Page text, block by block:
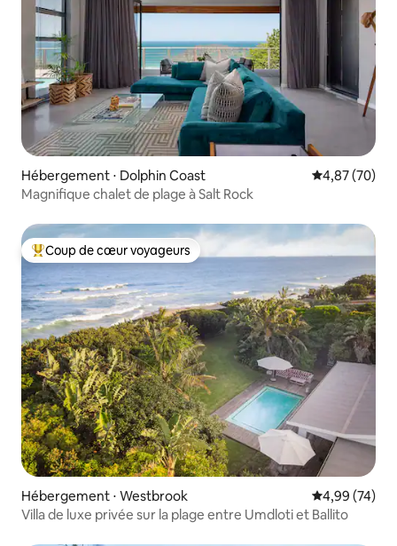
Hébergement ⋅ Dolphin Coast Évaluation
4,87 (70)
Magnifique chalet de plage à Salt Rock
Coups de cœur voyageurs les plus appréciés
Coup de cœur voyageurs
Hébergement ⋅ Westbrook Évaluation
4,99 (74)
Villa de luxe privée sur la plage entre Umdloti et Ballito